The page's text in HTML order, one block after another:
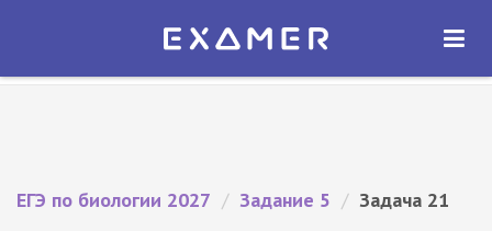
Экзамер — ЕГЭ 2027
ОТКРЫТЬ
ЕГЭ по биологии 2027 / Задание 5 / Задача 21